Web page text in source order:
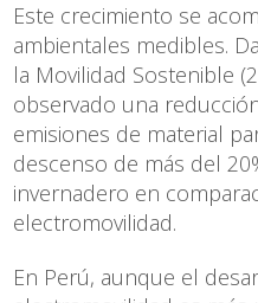
Este crecimiento se
ambientales medibles.
la Movilidad Sostenible
observado una
emisiones de material
descenso de más del
invernadero en
electromovilidad.
En Perú, aunque el